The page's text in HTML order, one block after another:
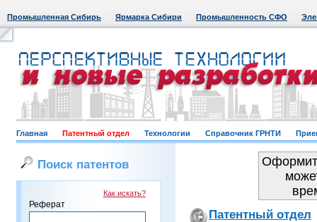
Промышленная Сибирь Ярмарка Сибири Промышленность СФО
Главная Патентный отдел Технологии Справочник ГРНТИ
Поиск патентов
Как искать?
Реферат
Патентный отдел